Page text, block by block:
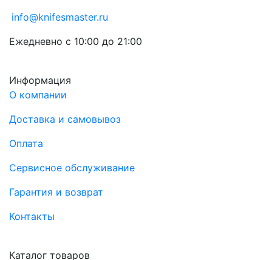
info@knifesmaster.ru
Ежедневно с 10:00 до 21:00
Информация
О компании
Доставка и самовывоз
Оплата
Сервисное обслуживание
Гарантия и возврат
Контакты
Каталог товаров